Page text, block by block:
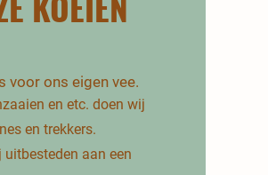
voor ons eigen vee.
en etc. doen wij
en trekkers.
aan een